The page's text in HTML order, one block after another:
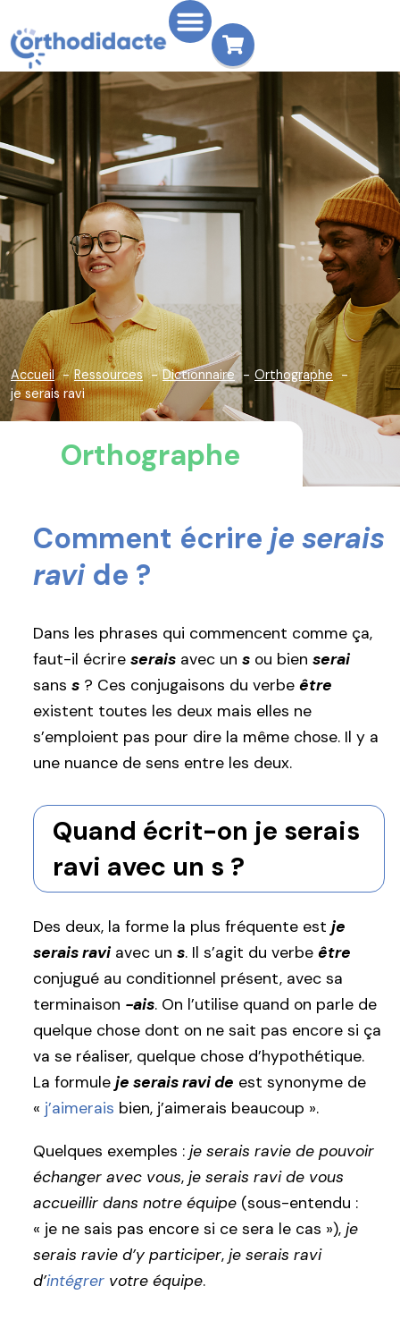
Accueil Ressources Dictionnaire
Orthographe
je serais ravi
Orthographe
Comment écrire je serais
ravide ?
Dans les phrases qui commencent comme ça,
faut-il écrire serais avec un s ou bien serai
sans s ? Ces conjugaisons du verbe être
existent toutes les deux mais elles ne
s’emploient pas pour dire la même chose. Il y a
une nuance de sens entre les deux.
Quand écrit-on je serais
ravi avec un s ?
Des deux, la forme la plus fréquente est je
serais ravi avec un s. Il s’agit du verbe être
conjugué au conditionnel présent, avec sa
terminaison -ais. On l’utilise quand on parle de
quelque chose dont on ne sait pas encore si ça
va se réaliser, quelque chose d’hypothétique.
La formule je serais ravi de est synonyme de
« j’aimerais bien, j’aimerais beaucoup ».
Quelques exemples : je serais ravie de pouvoir
échanger avec vous, je serais ravi de vous
accueillir dans notre équipe (sous-entendu :
« je ne sais pas encore si ce sera le cas »), je
serais ravie d’y participer, je serais ravi
d’intégrer votre équipe.